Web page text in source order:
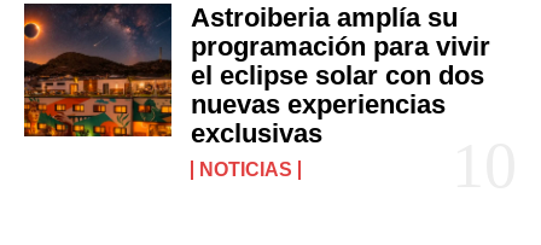
Astroiberia amplía su
programación para vivir
el eclipse solar con dos
nuevas experiencias
exclusivas
NOTICIAS